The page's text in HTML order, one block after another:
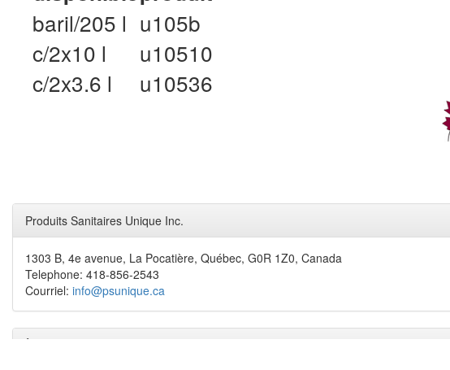
baril/205 l u105b
c/2x10 l
u10510
c/2x3.6 l
u10536
Produits Sanitaires Unique Inc.
1303 B, 4e avenue, La Pocatière, Québec, G0R 1Z0, Canada
Telephone: 418-856-2543
Courriel: info@psunique.ca